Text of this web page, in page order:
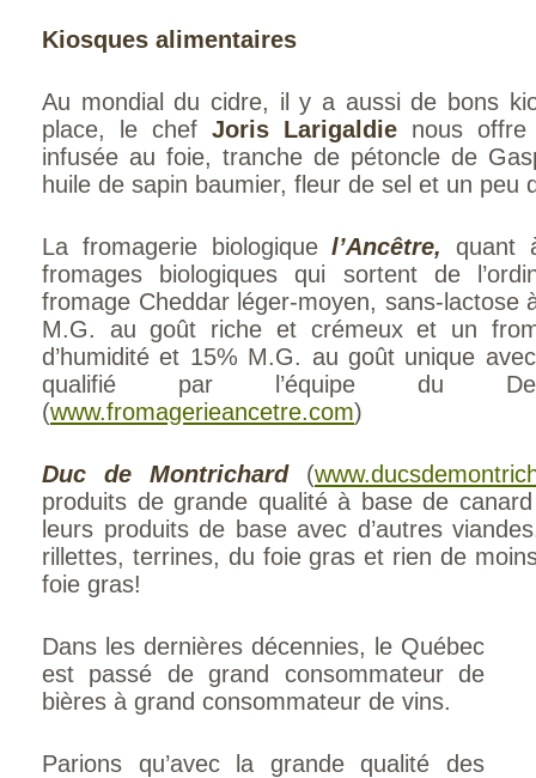
Kiosques alimentaires
Au mondial du cidre, il y a aussi de bons
place, le chef Joris Larigaldie nous
infusée au foie, tranche de pétoncle de
huile de sapin baumier, fleur de sel et un peu
La fromagerie biologiquel’Ancêtre,
quant
fromages biologiques qui sortent de
fromage Cheddar léger-moyen, sans-lactose
M.G. au goût riche et crémeux et un
d’humidité et 15% M.G. au goût unique
qualifié par l’équipe du
(www.fromagerieancetre.com)
Duc de Montrichard(
produits de grande qualité à base de
leurs produits de base avec d’autres
rillettes, terrines, du foie gras et rien de
foie gras!
Dans les dernières décennies, le Québec
est passé de grand consommateur de
bières à grand consommateur de vins.
Parions qu’avec la grande qualité des